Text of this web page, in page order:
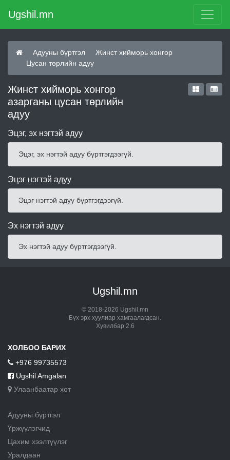
Ugshil.mn
Адууны бүртгэл
Жинст хийморь хонгор
Цусан төрлийн адуу
Жинст хийморь хонгор
азарганы цусан төрлийн
адуу
Эцэг, эх нэгтэй адуу
Эцэг, эх нэгтэй адуу бүртгэгдээгүй.
Эцэг нэгтэй адуу
Эцэг нэгтэй адуу бүртгэгдээгүй.
Эх нэгтэй адуу
Эх нэгтэй адуу бүртгэгдээгүй.
Ugshil.mn
© 2018-2026 Ugshil.mn
Бүх эрх хуулиар хамгаалагдсан.
Хувилбар 2.6
ХОЛБОО БАРИХ
+976 99735573
Ugshil Amgalan
Улаанбаатар хот
Адууны бүртгэл
Үржүүлэгчид
Цахим хээлтүүлэг
Уралдаан